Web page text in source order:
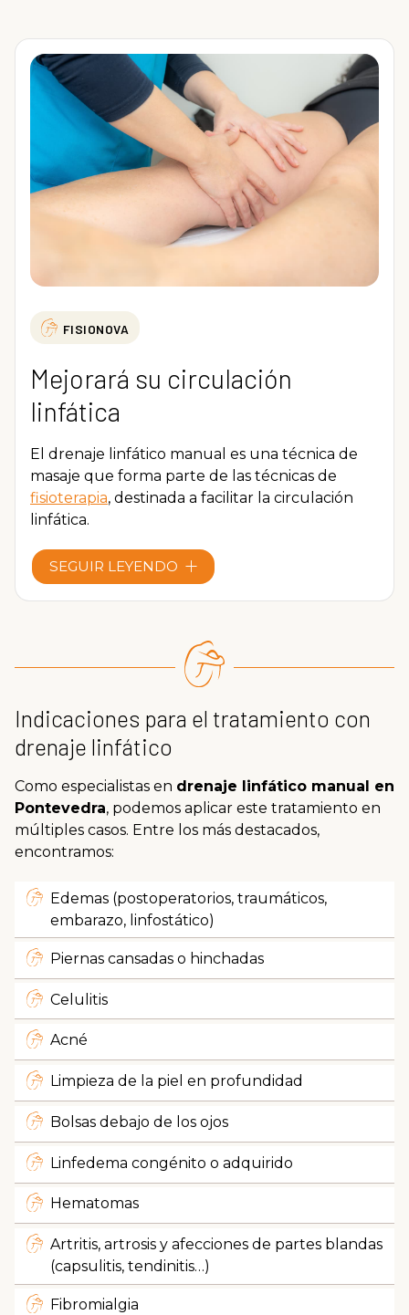
FISIONOVA
Mejorará su circulación
linfática
El drenaje linfático manual es una técnica de
masaje que forma parte de las técnicas de
fisioterapia, destinada a facilitar la circulación
linfática.
Es una técnica muy utilizada para el
tratamiento de edemas,
o cansadas o celulitis, entre muchos otros
retención de líquidos o grasas. Contamos con
especialistas en drenaje linfático manual que
ayudarán a mejorar el día a día de cada
paciente que visita nuestra clínica en
Pontevedra.
SEGUIR LEYENDO
Indicaciones para el tratamiento con
drenaje linfático
Como especialistas en drenaje linfático manual en
Pontevedra, podemos aplicar este tratamiento en
múltiples casos. Entre los más destacados,
encontramos:
Edemas (postoperatorios, traumáticos,
embarazo, linfostático)
Piernas cansadas o hinchadas
Celulitis
Acné
Limpieza de la piel en profundidad
Bolsas debajo de los ojos
Linfedema congénito o adquirido
Hematomas
Artritis, artrosis y afecciones de partes blandas
(capsulitis, tendinitis…)
Fibromialgia